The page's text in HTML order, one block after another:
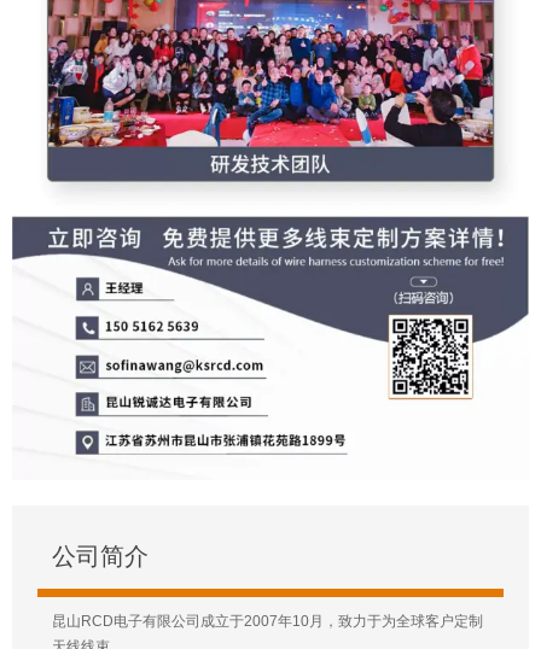
公司简介
昆山RCD电子有限公司成立于2007年10月，致力于为全球客户定制